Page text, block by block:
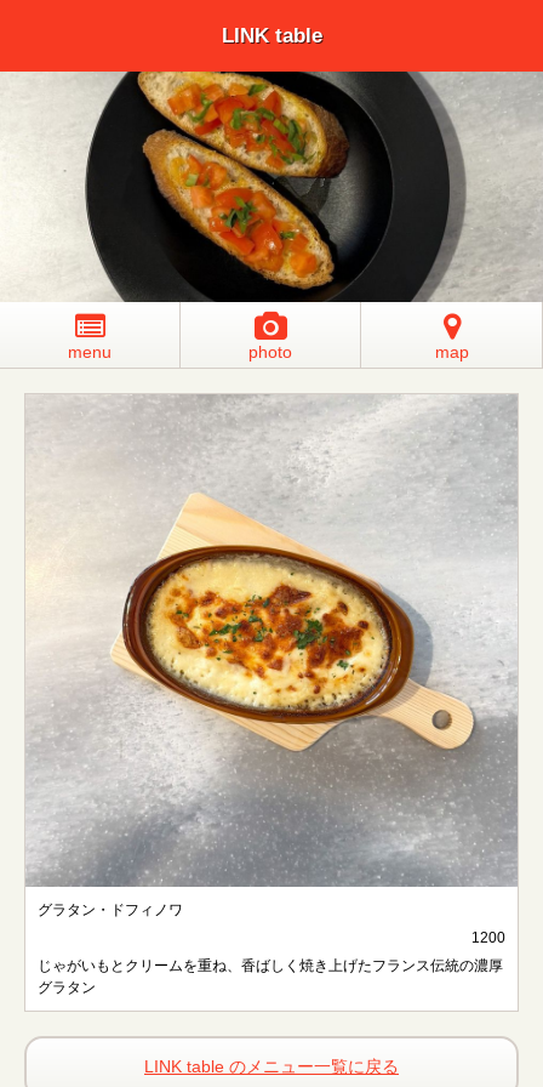
LINK table
menu photo map
グラタン・ドフィノワ
1200
じゃがいもとクリームを重ね、香ばしく焼き上げたフランス伝統の濃厚
グラタン
LINK table のメニュー一覧に戻る